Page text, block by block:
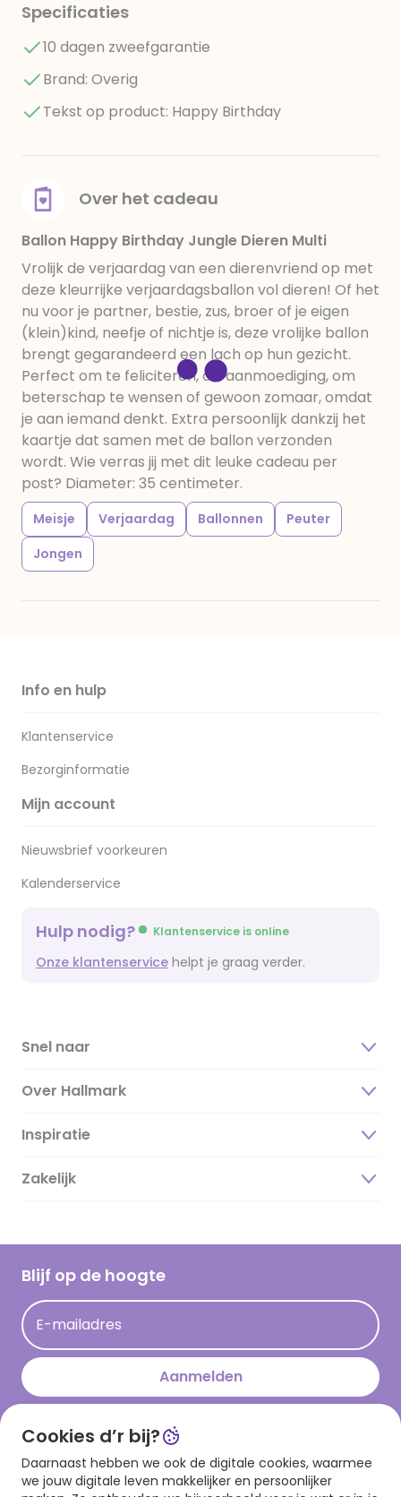
Specificaties
10 dagen zweefgarantie
Brand: Overig
Tekst op product: Happy Birthday
Over het cadeau
Ballon Happy Birthday Jungle Dieren Multi
Vrolijk de verjaardag van een dierenvriend op met
deze kleurrijke verjaardagsballon vol dieren! Of het
nu voor je partner, bestie, zus, broer of je eigen
(klein)kind, neefje of nichtje is, deze vrolijke ballon
brengt gegarandeerd een lach op hun gezicht.
Perfect om te feliciteren, als aanmoediging, om
beterschap te wensen of gewoon zomaar, omdat
je aan iemand denkt. Extra persoonlijk dankzij het
kaartje dat samen met de ballon verzonden
wordt. Wie verras jij met dit leuke cadeau per
post? Diameter: 35 centimeter.
Meisje Verjaardag Ballonnen
Peuter
Jongen
Info en hulp
Klantenservice
Bezorginformatie
Mijn account
Nieuwsbrief voorkeuren
Kalenderservice
Hulp nodig? Klantenservice is online
Onze klantenservice helpt je graag verder.
Snel naar
Over Hallmark
Over ons
Duurzaamheid
Hallmark Kaartclub
Acties
Persberichten
Inspiratie
Magazine
Cadeau inspiratie
Op kamp gedichten en versjes
Leuke en grappige op kamp teksten
kamppost inspiratie
Zakelijk
Blijf op de hoogte
E-mailadres
Aanmelden
Download onze app
Cookies d’r bij?
Daarnaast hebben we ook de digitale cookies, waarmee
we jouw digitale leven makkelijker en persoonlijker